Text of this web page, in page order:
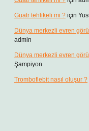
Guatr tehlikeli mi ? için
Dünya merkezli evren
admin
Dünya merkezli evren
Şampiyon
Tromboflebit nasıl oluşur ?